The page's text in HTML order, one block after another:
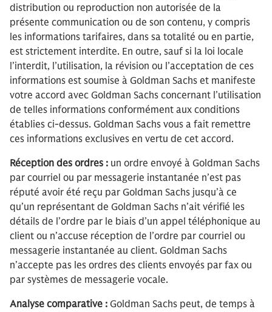
distribution ou reproduction non autorisée de la
présente communication ou de son contenu, y compris
les informations tarifaires, dans sa totalité ou en partie,
est strictement interdite. En outre, sauf si la loi locale
l’interdit, l’utilisation, la révision ou l’acceptation de ces
informations est soumise à Goldman Sachs et manifeste
votre accord avec Goldman Sachs concernant l’utilisation
de telles informations conformément aux conditions
établies ci-dessus. Goldman Sachs vous a fait remettre
ces informations exclusives en vertu de cet accord.
Réception des ordres : un ordre envoyé à Goldman Sachs
par courriel ou par messagerie instantanée n’est pas
réputé avoir été reçu par Goldman Sachs jusqu’à ce
qu’un représentant de Goldman Sachs n’ait vérifié les
détails de l’ordre par le biais d’un appel téléphonique au
client ou n’accuse réception de l’ordre par courriel ou
messagerie instantanée au client. Goldman Sachs
n’accepte pas les ordres des clients envoyés par fax ou
par systèmes de messagerie vocale.
Analyse comparative : Goldman Sachs peut, de temps à